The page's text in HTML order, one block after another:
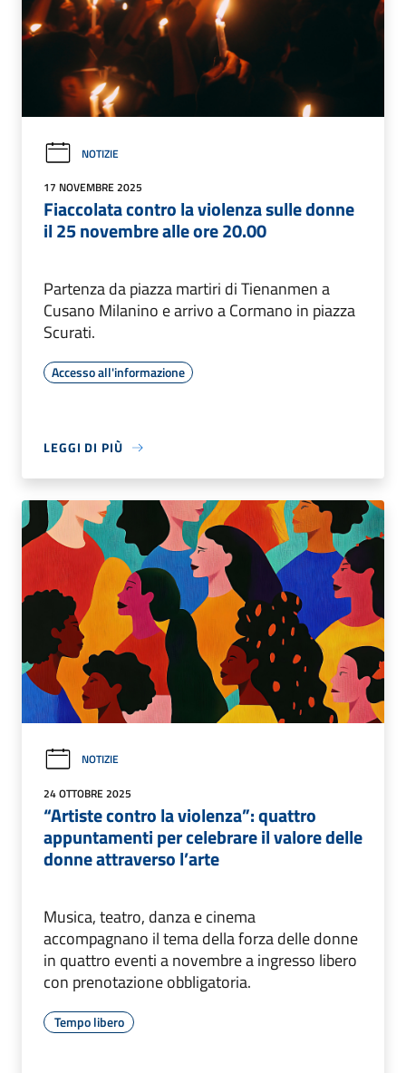
NOTIZIE
17 NOVEMBRE 2025
Fiaccolata contro la violenza sulle donne
il 25 novembre alle ore 20.00
Partenza da piazza martiri di Tienanmen a
Cusano Milanino e arrivo a Cormano in piazza
Scurati.
Accesso all'informazione
LEGGI DI PIÙ
NOTIZIE
24 OTTOBRE 2025
“Artiste contro la violenza”: quattro
appuntamenti per celebrare il valore delle
donne attraverso l’arte
Musica, teatro, danza e cinema
accompagnano il tema della forza delle donne
in quattro eventi a novembre a ingresso libero
con prenotazione obbligatoria.
Tempo libero